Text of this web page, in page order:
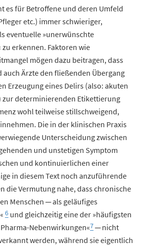
es für Betroffene und deren Umfeld
etc.) immer schwieriger,
eventuelle »unerwünschte
erkennen. Faktoren wie
mögen dazu beitragen, dass
auch Ärzte den fließenden Übergang
Erzeugung eines Delirs (also: akuten
determinierenden Etikettierung
wohl teilweise stillschweigend,
Die in der klinischen Praxis
Unterscheidung zwischen
und unstetigen Symptom
und kontinuierlichen einer
in diesem Text noch anzuführende
die Vermutung nahe, dass chronische
Menschen ─ als geläufiges
6 und gleichzeitig eine der »häufigsten
Nebenwirkungen«7─ nicht
werden, während sie eigentlich